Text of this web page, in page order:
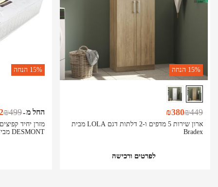
15% הנחה
ארון שירות 5 מדפים ו-2 דלתות דגם LOLA מבית
Bradex
₪449
₪380
לפרטים ורכישה
15% הנחה
מזרן יחיד
DESMONT מבית BRADEX
החל מ-
₪499